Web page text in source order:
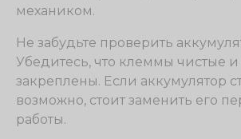
механиком.
Не забудьте проверить
Убедитесь, что клеммы чистые
закреплены. Если аккумулятор
возможно, стоит заменить его
работы.